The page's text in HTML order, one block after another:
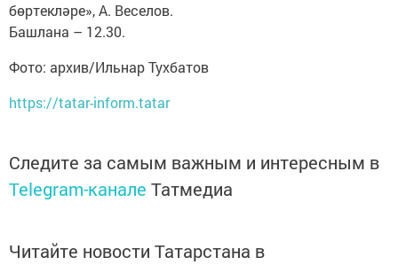
бөртекләре», А. Веселов.
Башлана – 12.30.
Фото: архив/Ильнар Тухбатов
https://tatar-inform.tatar
Следите за самым важным и интересным в
Telegram-канале Татмедиа
Читайте новости Татарстана в